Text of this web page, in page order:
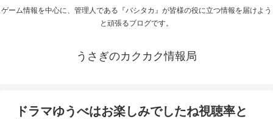
ゲーム情報を中心に、管理人である『バシタカ』が皆様の役に立つ情報を届けよう
と頑張るブログです。
うさぎのカクカク情報局
ドラマゆうべはお楽しみでしたね視聴率と